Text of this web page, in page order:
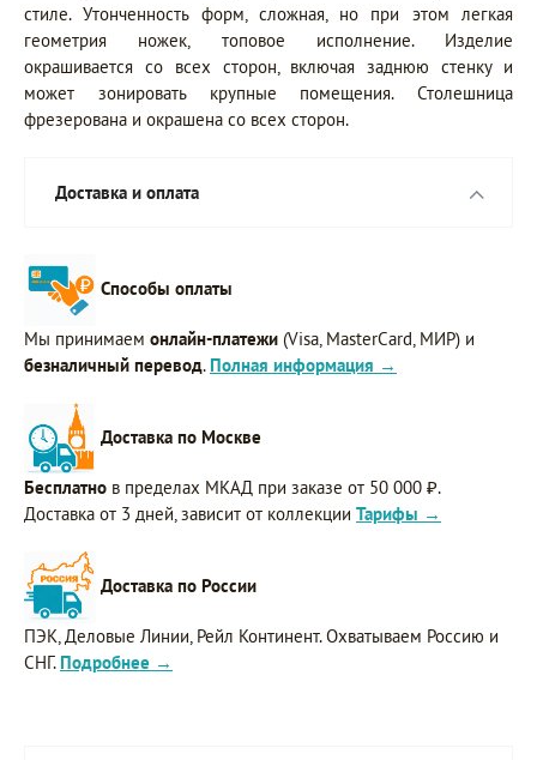
стиле. Утонченность форм, сложная, но при этом легкая
геометрия ножек, топовое исполнение. Изделие
окрашивается со всех сторон, включая заднюю стенку и
может зонировать крупные помещения. Столешница
фрезерована и окрашена со всех сторон.
Доставка и оплата
Способы оплаты
Мы принимаем онлайн-платежи (Visa, MasterCard, МИР) и
безналичный перевод. Полная информация →
Доставка по Москве
Бесплатно в пределах МКАД при заказе от 50 000 ₽.
Доставка от 3 дней, зависит от коллекции Тарифы →
Доставка по России
ПЭК, Деловые Линии, Рейл Континент. Охватываем Россию и
СНГ. Подробнее →